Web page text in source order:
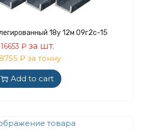
18у 12м 09г2с-15
16653 ₽за шт.
₽ за тонну
Add to cart